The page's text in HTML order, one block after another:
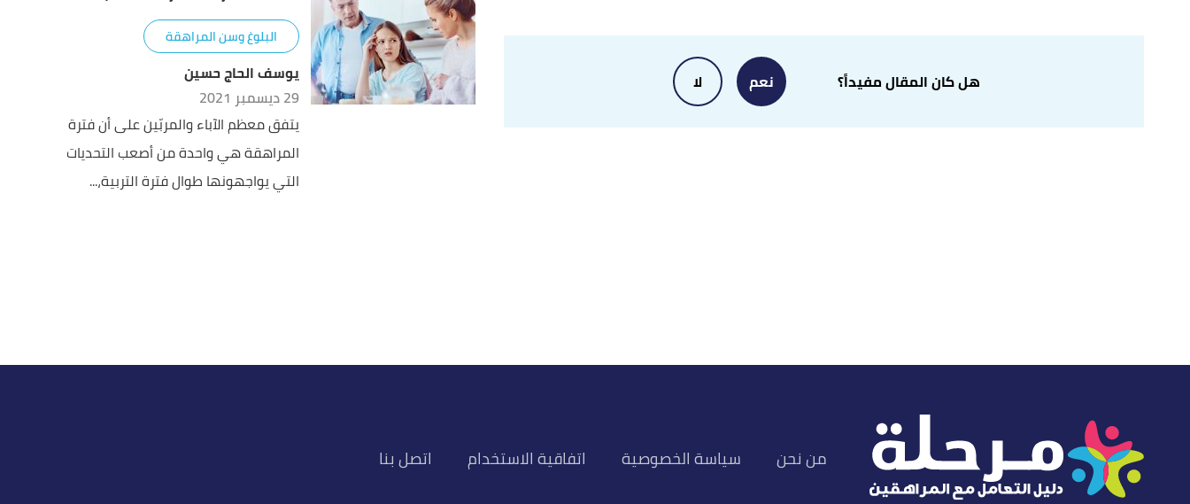
John P. Cunha (6/8/2021),"What Are the Three Stages of Adolescence?"
Retrieved 8/1/2023. Edited.هل كان المقال مفيداً؟ نعم لا
البلوغ وسن المراهقة
يوسف الحاج حسين
29 ديسمبر 2021
يتفق معظم الآباء والمربّين على أن فترة
المراهقة هي واحدة من أصعب التحديات
التي يواجهونها طوال فترة التربية،...
من نحن سياسة الخصوصية اتفاقية الاستخدام اتصل بنا